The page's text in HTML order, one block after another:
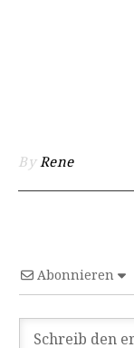
ByRene
Abonnieren